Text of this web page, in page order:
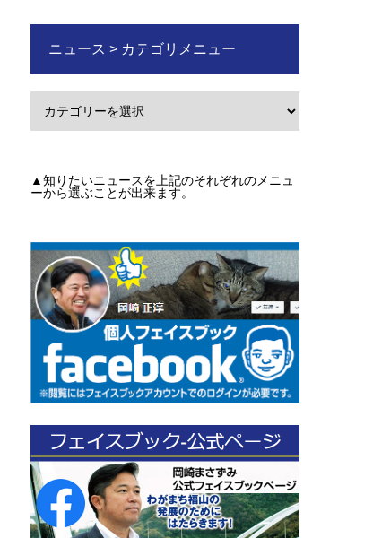
ニュース > カテゴリメニュー
▲知りたいニュースを上記のそれぞれのメニュ
ーから選ぶことが出来ます。